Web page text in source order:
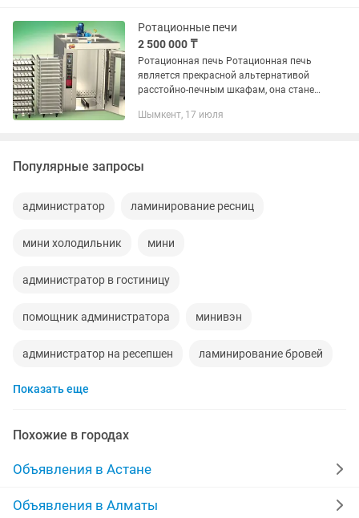
SMS...
Ротационные печи
2 500 000 ₸
Ротационная печь Ротационная печь
является прекрасной альтернативой
расстойно-печным шкафам, она станет
производства или пекарни. С ее
Шымкент, 17 июля
Популярные запросы
администратор ламинирование ресниц
мини холодильник мини
администратор в гостиницу
помощник администратора минивэн
администратор на ресепшен ламинирование бровей
ламинирование
минивэн toyota минивен
администратор ресепшн
Показать еще
Похожие в городах
Объявления в Астане
Объявления в Алматы